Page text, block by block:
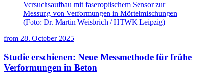
Versuchsaufbau mit faseroptischem Sensor zur
Messung von Verformungen in Mörtelmischungen
(Foto: Dr. Martin Weisbrich / HTWK Leipzig)
from 28. October 2025
Studie erschienen: Neue Messmethode für frühe
Verformungen in Beton